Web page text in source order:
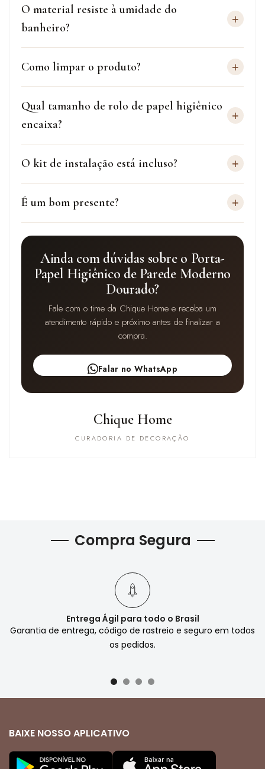
O material resiste à umidade do
banheiro?
+
Como limpar o produto? +
Qual tamanho de rolo de papel higiênico
encaixa?
+
O kit de instalação está incluso? +
É um bom presente? +
Ainda com dúvidas sobre o Porta-
Papel Higiênico de Parede Moderno
Dourado?
Fale com o time da Chique Home e receba um
atendimento rápido e próximo antes de finalizar a
compra.
Falar no WhatsApp
Chique Home
CURADORIA DE DECORAÇÃO
Compra Segura
Entrega Ágil para todo o Brasil
Garantia de entrega, código de rastreio e seguro em todos
os pedidos.
BAIXE NOSSO APLICATIVO